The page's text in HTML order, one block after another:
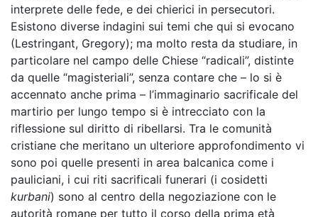
interprete delle fede, e dei chierici in persecutori.
Esistono diverse indagini sui temi che qui si evocano
(Lestringant, Gregory); ma molto resta da studiare, in
particolare nel campo delle Chiese “radicali”, distinte
da quelle “magisteriali”, senza contare che – lo si è
accennato anche prima – l’immaginario sacrificale del
martirio per lungo tempo si è intrecciato con la
riflessione sul diritto di ribellarsi. Tra le comunità
cristiane che meritano un ulteriore approfondimento vi
sono poi quelle presenti in area balcanica come i
pauliciani, i cui riti sacrificali funerari (i cosidetti
kurbani) sono al centro della negoziazione con le
autorità romane per tutto il corso della prima età